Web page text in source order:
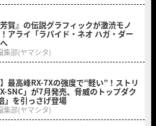
賀』の伝説グラフィックが激渋モノ
アライ「ラパイド・ネオ ハガ・ダー
集部(ヤマシタ)
】最高峰RX-7Xの強度で“軽い”！ストリ
SNC」が7月発売、脅威のトップダク
」を引っさげ登場
集部(ヤマシタ)